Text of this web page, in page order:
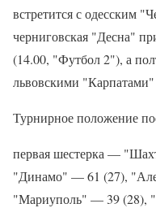
встретится с одесским
черниговская "Десна"
(14.00, "Футбол 2"), а
львовскими
Турнирное положение
первая шестерка —
"Динамо" — 61 (27),
"Мариуполь" — 39 (28),